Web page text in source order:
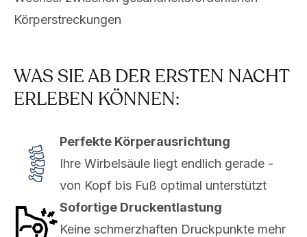
Körperstreckungen
WAS SIE AB DER ERSTEN NACHT
ERLEBEN KÖNNEN:
Perfekte Körperausrichtung
Ihre Wirbelsäule liegt endlich gerade -
von Kopf bis Fuß optimal unterstützt
Sofortige Druckentlastung
Keine schmerzhaften Druckpunkte mehr